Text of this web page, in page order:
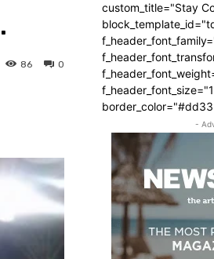
0
86
custom_title="Stay
-